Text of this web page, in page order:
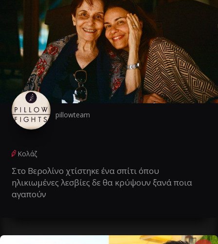
pillowteam
Κολάζ
Στο Βερολίνο χτίστηκε ένα σπίτι όπου
ηλικιωμένες λεσβίες δε θα κρύψουν ξανά ποια
αγαπούν